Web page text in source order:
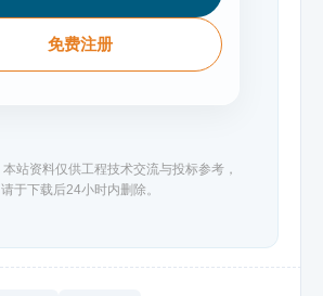
免费注册
本站资料仅供工程技术交流与投标参考，
请于下载后24小时内删除。